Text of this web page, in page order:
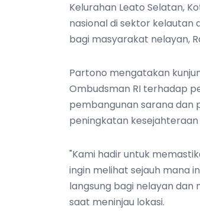
Kelurahan Leato Selatan,
nasional di sektor kelautan
bagi masyarakat nelayan,
Partono mengatakan
Ombudsman RI terhadap
pembangunan sarana dan
peningkatan
"Kami hadir untuk
ingin melihat sejauh mana
langsung bagi nelayan
saat meninjau lokasi.